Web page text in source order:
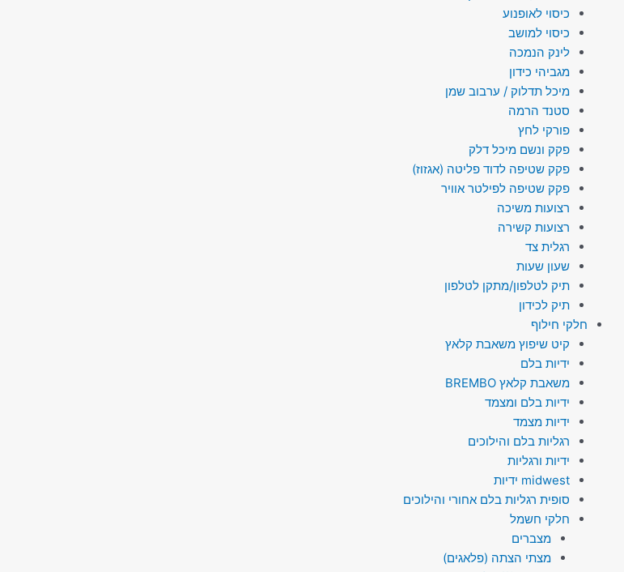
כיסוי לאופנוע
כיסוי למושב
לינק הנמכה
מגביהי כידון
מיכל תדלוק / ערבוב שמן
סטנד הרמה
פורקי לחץ
פקק ונשם מיכל דלק
פקק שטיפה לדוד פליטה (אגזוז)
פקק שטיפה לפילטר אוויר
רצועות משיכה
רצועות קשירה
רגלית צד
שעון שעות
תיק לטלפון/מתקן לטלפון
תיק לכידון
חלקי חילוף
קיט שיפוץ משאבת קלאץ
ידיות בלם
משאבת קלאץ BREMBO
ידיות בלם ומצמד
ידיות מצמד
רגליות בלם והילוכים
ידיות ורגליות
midwest ידיות
סופית רגליות בלם אחורי והילוכים
חלקי חשמל
מצברים
מצתי הצתה (פלאגים)
POLISPORT